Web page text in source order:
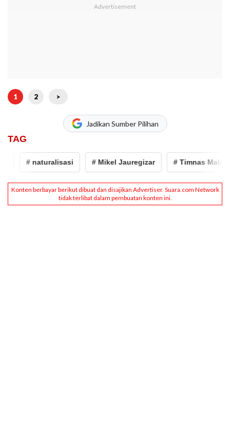
1 2 >
Jadikan Sumber Pilihan
TAG
# naturalisasi # Mikel Jauregizar # Timnas Malaysia